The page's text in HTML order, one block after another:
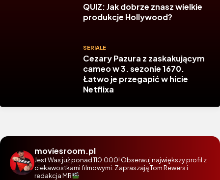
QUIZ: Jak dobrze znasz wielkie
produkcje Hollywood?
SERIALE
Cezary Pazura z zaskakującym
cameo w 3. sezonie 1670.
Łatwo je przegapić w hicie
Netflixa
moviesroom.pl
Jest Was już ponad 110.000! Obserwuj największy profil z
ciekawostkami filmowymi. Zapraszają Tom Rewers i
redakcja MR